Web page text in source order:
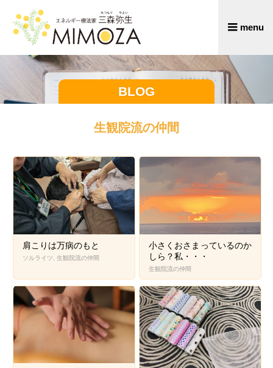
BLOG
生観院流の仲間
肩こりは万病のもと
ソルライツ 生観院流の仲間
小さくおさまっているのか
しら？私・・・
生観院流の仲間